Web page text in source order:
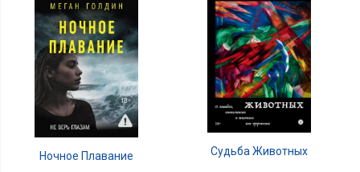
Ночное Плавание Судьба Животных